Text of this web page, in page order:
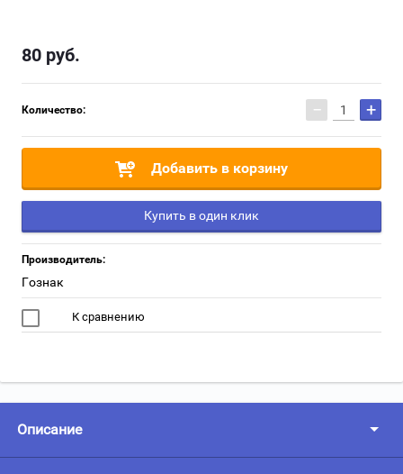
80 руб.
Количество: − +
Добавить в корзину
Купить в один клик
Производитель:
Гознак
К сравнению
Описание